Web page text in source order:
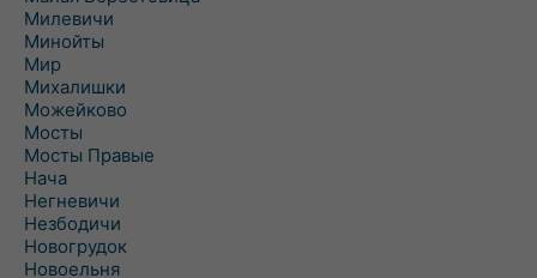
Милевичи
Минойты
Мир
Михалишки
Можейково
Мосты
Мосты Правые
Нача
Негневичи
Незбодичи
Новогрудок
Новоельня